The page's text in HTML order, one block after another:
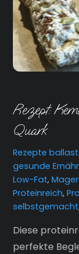
Rezept:
Quark
Rezepte
gesunde
Low-Fat,
Proteinreich,
selbstgemacht
Diese
perfekte